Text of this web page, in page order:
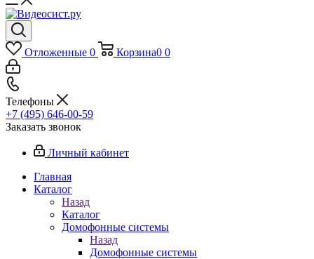
Отложенные 0 Корзина0 0
Телефоны
+7 (495) 646-00-59
Заказать звонок
Личный кабинет
Главная
Каталог
Назад
Каталог
Домофонные системы
Назад
Домофонные системы